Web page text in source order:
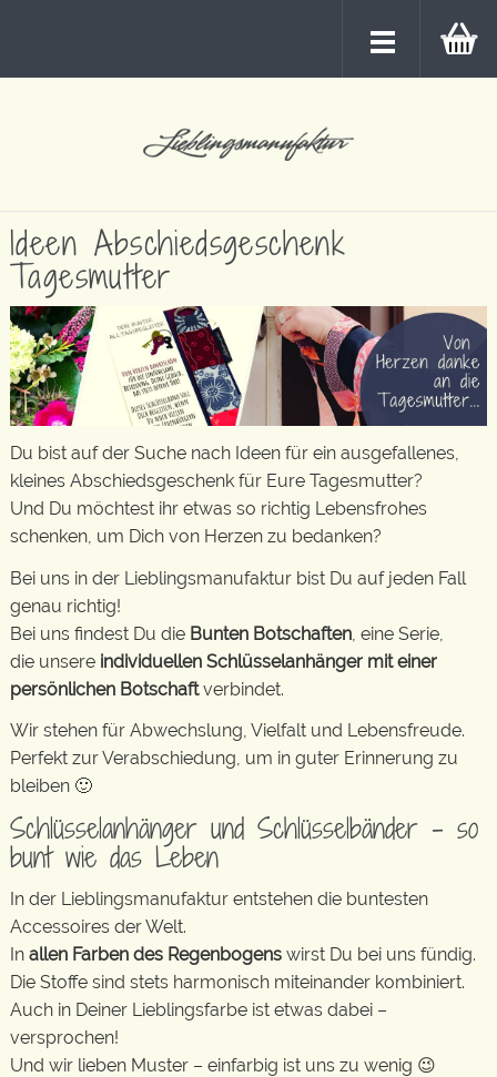
Ideen Abschiedsgeschenk
Tagesmutter
Du bist auf der Suche nach Ideen für ein ausgefallenes,
kleines Abschiedsgeschenk für Eure Tagesmutter?
Und Du möchtest ihr etwas so richtig Lebensfrohes
schenken, um Dich von Herzen zu bedanken?
Bei uns in der Lieblingsmanufaktur bist Du auf jeden Fall
genau richtig!
Bei uns findest Du die Bunten Botschaften , eine Serie,
die unsere individuellen Schlüsselanhänger mit einer
persönlichen Botschaftverbindet.
Wir stehen für Abwechslung, Vielfalt und Lebensfreude.
Perfekt zur Verabschiedung, um in guter Erinnerung zu
bleiben 🙂
Schlüsselanhänger und Schlüsselbänder – so
bunt wie das Leben
In der Lieblingsmanufaktur entstehen die buntesten
Accessoires der Welt.
In allen Farben des Regenbogens wirst Du bei uns fündig.
Die Stoffe sind stets harmonisch miteinander kombiniert.
Auch in Deiner Lieblingsfarbe ist etwas dabei –
versprochen!
Und wir lieben Muster – einfarbig ist uns zu wenig 😉